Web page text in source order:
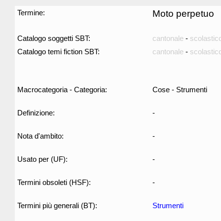
Termine: Moto perpetuo
Catalogo soggetti SBT: cantonale -
Catalogo temi fiction SBT:
cantonale -
Macrocategoria - Categoria: Cose - Strumenti
Definizione: -
Nota d'ambito: -
Usato per (UF): -
Termini obsoleti (HSF): -
Termini più generali (BT): Strumenti